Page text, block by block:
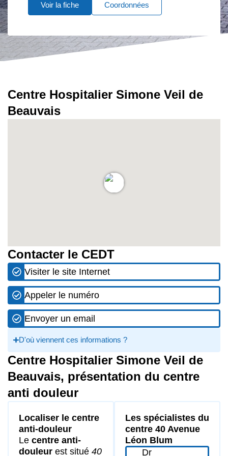
Voir la fiche Coordonnées
Centre Hospitalier Simone Veil de
Beauvais, présentation du centre
anti douleur
Localiser le centre
anti-douleur
Le centre anti-
douleur est situé 40
Les spécialistes du
centre 40 Avenue
Léon Blum
Dr
Centre Hospitalier Simone Veil de
Beauvais
Contacter le CEDT
Visiter le site Internet
Appeler le numéro
Envoyer un email
D'où viennent ces informations ?